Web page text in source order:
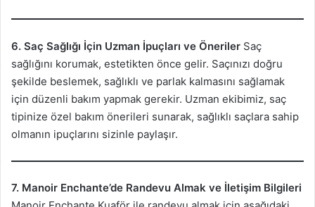
6. Saç Sağlığı İçin Uzman İpuçları ve Öneriler Saç
sağlığını korumak, estetikten önce gelir. Saçınızı doğru
şekilde beslemek, sağlıklı ve parlak kalmasını sağlamak
için düzenli bakım yapmak gerekir. Uzman ekibimiz, saç
tipinize özel bakım önerileri sunarak, sağlıklı saçlara sahip
olmanın ipuçlarını sizinle paylaşır.
7. Manoir Enchante’de Randevu Almak ve İletişim Bilgileri